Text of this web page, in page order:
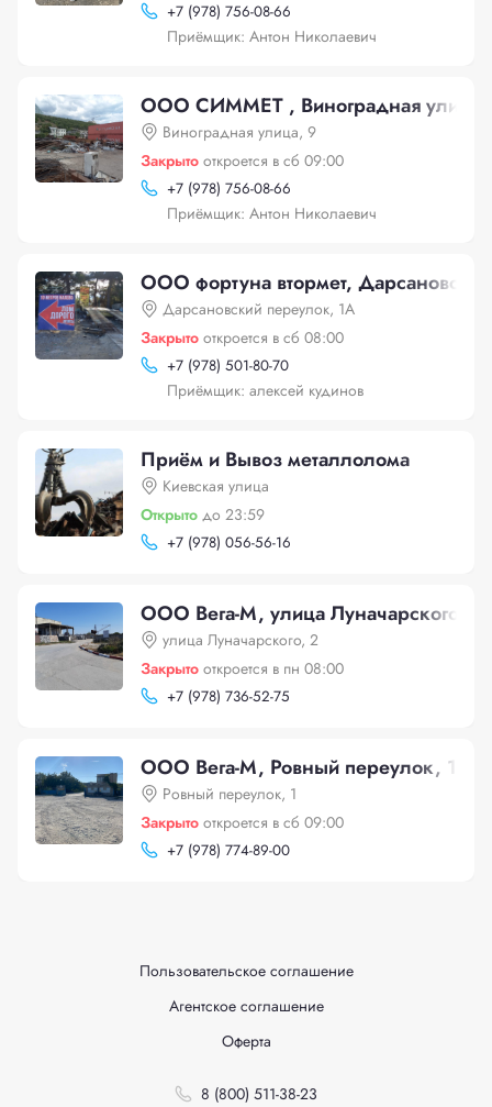
+7 (978) 756-08-66
Приёмщик: Антон Николаевич
ООО СИММЕТ , Виноградная
Виноградная улица, 9
Закрыто откроется в сб 09:00
+7 (978) 756-08-66
Приёмщик: Антон Николаевич
ООО фортуна втормет,
Дарсановский переулок, 1А
Закрыто откроется в сб 08:00
+7 (978) 501-80-70
Приёмщик: алексей кудинов
Приём и Вывоз металлолома
Киевская улица
Открыто до 23:59
+7 (978) 056-56-16
ООО Вега-М, улица Луначарского, 2
улица Луначарского, 2
Закрыто откроется в пн 08:00
+7 (978) 736-52-75
ООО Вега-М, Ровный переулок, 1
Ровный переулок, 1
Закрыто откроется в сб 09:00
+7 (978) 774-89-00
Пользовательское соглашение
Агентское соглашение
Оферта
8 (800) 511-38-23